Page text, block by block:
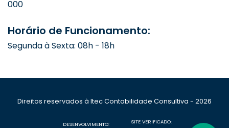
000
Horário de Funcionamento:
Segunda à Sexta: 08h - 18h
Direitos reservados à Itec Contabilidade Consultiva - 2026
DESENVOLVIMENTO: SITE VERIFICADO: